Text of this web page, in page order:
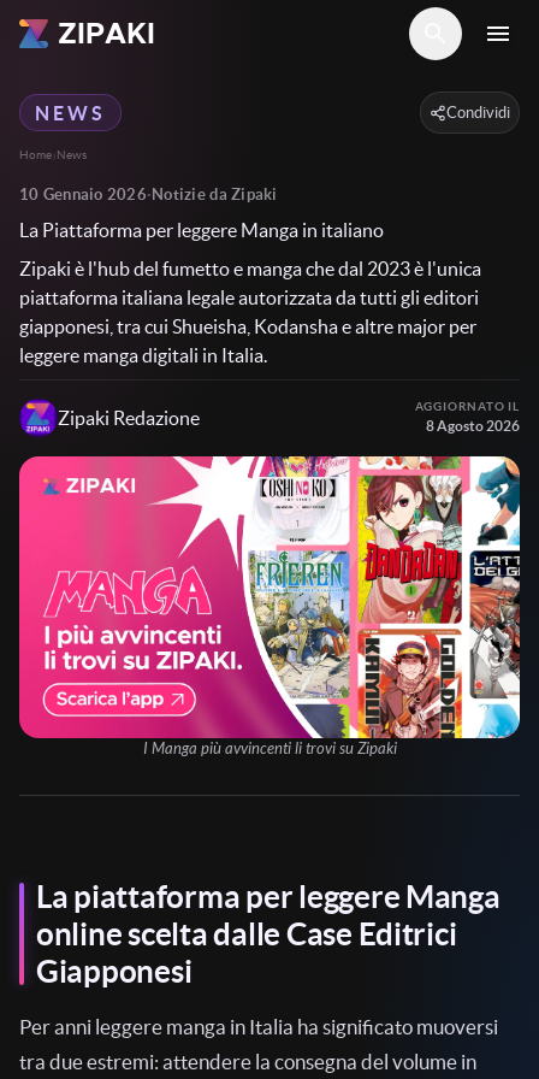
ZIPAKI menu
NEWS
Home›News
Condividi
10 Gennaio 2026· Notizie da Zipaki
La Piattaforma per leggere Manga in italiano
Zipaki è l'hub del fumetto e manga che dal 2023 è l'unica
piattaforma italiana legale autorizzata da tutti gli editori
giapponesi, tra cui Shueisha, Kodansha e altre major per
leggere manga digitali in Italia.
Zipaki Redazione AGGIORNATO IL
8 Agosto 2026
I Manga più avvincenti li trovi su Zipaki
La piattaforma per leggere Manga
online scelta dalle Case Editrici
Giapponesi
Per anni leggere manga in Italia ha significato muoversi
tra due estremi: attendere la consegna del volume in